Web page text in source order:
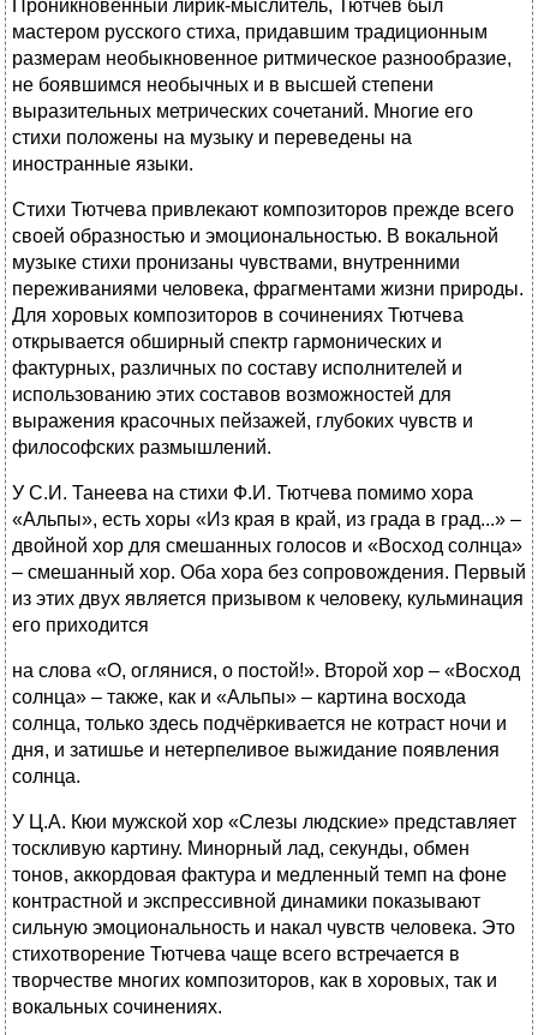
Проникновенный лирик-мыслитель, Тютчев был
мастером русского стиха, придавшим традиционным
размерам необыкновенное ритмическое разнообразие,
не боявшимся необычных и в высшей степени
выразительных метрических сочетаний. Многие его
стихи положены на музыку и переведены на
иностранные языки.
Стихи Тютчева привлекают композиторов прежде всего
своей образностью и эмоциональностью. В вокальной
музыке стихи пронизаны чувствами, внутренними
переживаниями человека, фрагментами жизни природы.
Для хоровых композиторов в сочинениях Тютчева
открывается обширный спектр гармонических и
фактурных, различных по составу исполнителей и
использованию этих составов возможностей для
выражения красочных пейзажей, глубоких чувств и
философских размышлений.
У С.И. Танеева на стихи Ф.И. Тютчева помимо хора
«Альпы», есть хоры «Из края в край, из града в град...» –
двойной хор для смешанных голосов и «Восход солнца»
– смешанный хор. Оба хора без сопровождения. Первый
из этих двух является призывом к человеку, кульминация
его приходится
на слова «О, оглянися, о постой!». Второй хор – «Восход
солнца» – также, как и «Альпы» – картина восхода
солнца, только здесь подчёркивается не котраст ночи и
дня, и затишье и нетерпеливое выжидание появления
солнца.
У Ц.А. Кюи мужской хор «Слезы людские» представляет
тоскливую картину. Минорный лад, секунды, обмен
тонов, аккордовая фактура и медленный темп на фоне
контрастной и экспрессивной динамики показывают
сильную эмоциональность и накал чувств человека. Это
стихотворение Тютчева чаще всего встречается в
творчестве многих композиторов, как в хоровых, так и
вокальных сочинениях.